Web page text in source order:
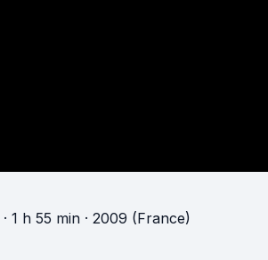
· 1 h 55 min · 2009 (France)